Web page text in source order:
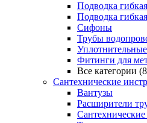
Подводка
Подводка
Сифоны
Трубы
Фитинги для
Все категории
Сантехнические
Вантузы
Расширители